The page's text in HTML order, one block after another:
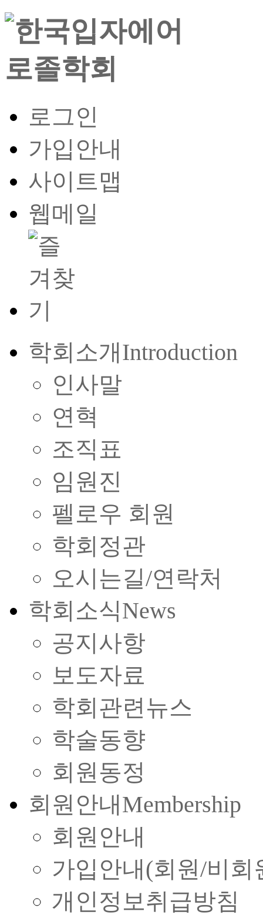
로그인
가입안내
사이트맵
웹메일
학회소개Introduction
인사말
연혁
조직표
임원진
펠로우 회원
학회정관
오시는길/연락처
학회소식News
공지사항
보도자료
학회관련뉴스
학술동향
회원동정
회원안내Membership
회원안내
가입안내(회원/비회
개인정보취급방침